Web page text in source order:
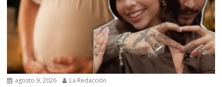
agosto 9, 2026 La Redacción